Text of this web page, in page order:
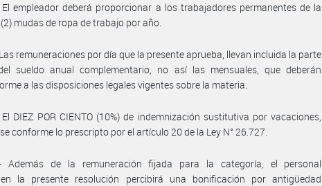
El empleador deberá proporcionar a los trabajadores permanentes de la
mudas de ropa de trabajo por año.
Las remuneraciones por día que la presente aprueba, llevan incluida la parte
sueldo anual complementario, no así las mensuales, que deberán
a las disposiciones legales vigentes sobre la materia.
El DIEZ POR CIENTO (10%) de indemnización sustitutiva por vacaciones,
conforme lo prescripto por el artículo 20 de la Ley N° 26.727.
Además de la remuneración fijada para la categoría, el personal
la presente resolución percibirá una bonificación por antigüedad